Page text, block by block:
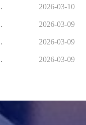
2026-03-10
2026-03-09
2026-03-09
2026-03-09